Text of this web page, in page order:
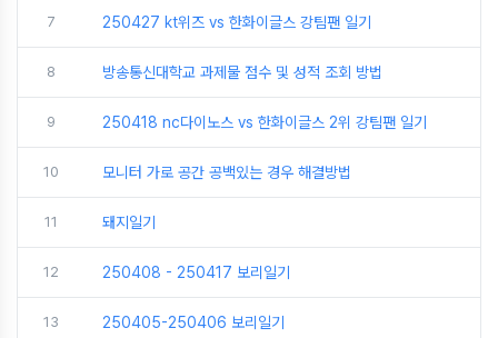
7 250427 kt위즈 vs 한화이글스 강팀팬 일기
8 방송통신대학교 과제물 점수 및 성적 조회 방법
9 250418 nc다이노스 vs 한화이글스 2위 강팀팬 일기
10 모니터 가로 공간 공백있는 경우 해결방법
11 돼지일기
12 250408 - 250417 보리일기
13 250405-250406 보리일기